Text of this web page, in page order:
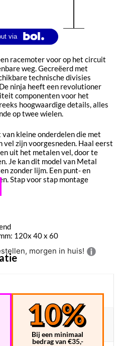
racemoter voor op het circuit
weg. Gecreëerd met
technische divisies
ninja heeft een revolutioner
componenten voor het
hoogwaardige details, alles
op twee wielen.
kleine onderdelen die met
vel zijn voorgesneden. Haal eerst
uit het metalen vel, door te
Je kan dit model van Metal
zonder lijm. Een punt- en
Stap voor stap montage
120x 40 x 60
morgen in huis!
Bij een minimaal
bedrag van €35,-